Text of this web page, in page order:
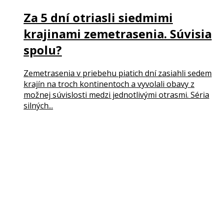
Za 5 dní otriasli siedmimi
krajinami zemetrasenia. Súvisia
spolu?
Zemetrasenia v priebehu piatich dní zasiahli sedem
krajín na troch kontinentoch a vyvolali obavy z
možnej súvislosti medzi jednotlivými otrasmi. Séria
silných...